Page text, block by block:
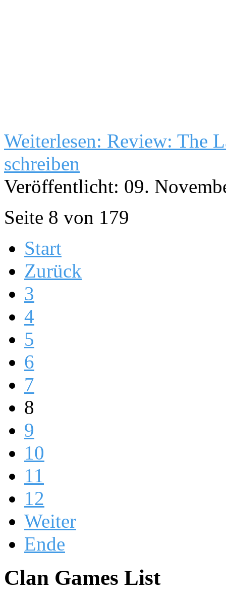
Weiterlesen: Review: The
schreiben
Veröffentlicht: 09.
Seite 8 von 179
Start
Zurück
3
4
5
6
7
8
9
10
11
12
Weiter
Ende
Clan Games List